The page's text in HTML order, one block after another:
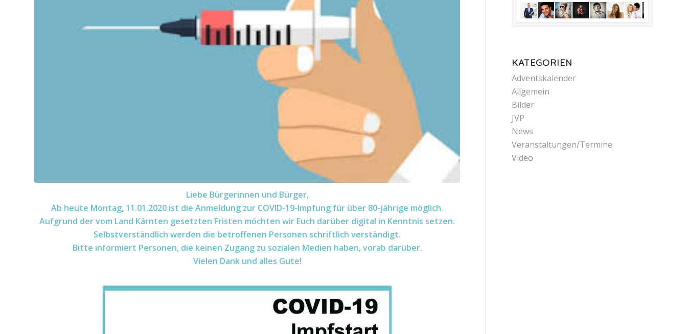
Liebe Bürgerinnen und Bürger,
Ab heute Montag, 11.01.2020 ist die Anmeldung zur COVID-19-Impfung für über 80-jährige möglich.
Aufgrund der vom Land Kärnten gesetzten Fristen möchten wir Euch darüber digital in Kenntnis setzen.
Selbstverständlich werden die betroffenen Personen schriftlich verständigt.
Bitte informiert Personen, die keinen Zugang zu sozialen Medien haben, vorab darüber.
Vielen Dank und alles Gute!
KATEGORIEN
Adventskalender
Allgemein
Bilder
JVP
News
Veranstaltungen/Termine
Video